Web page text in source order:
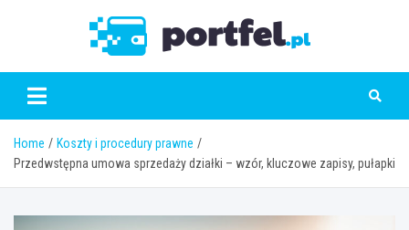
Home
Koszty i procedury prawne
Przedwstępna umowa sprzedaży działki – wzór, kluczowe zapisy, pułapki